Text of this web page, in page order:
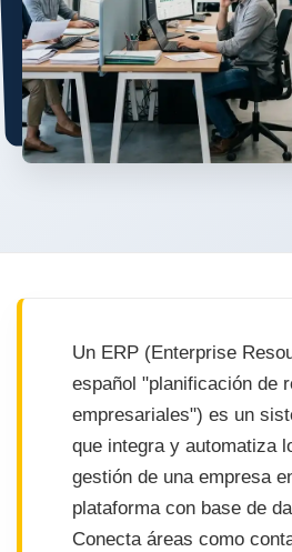
Un ERP (Enterprise
español "planificación de
empresariales") es un
que integra y automatiza
gestión de una empresa
plataforma con base de
Conecta áreas como